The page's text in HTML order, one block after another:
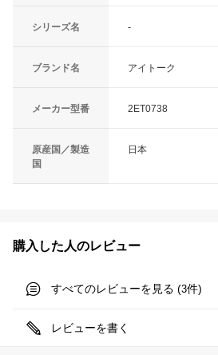
シリーズ名 -
ブランド名 アイトーク
メーカー型番 2ET0738
原産国／製造
国
日本
購入した人のレビュー
すべてのレビューを見る (3件)
レビューを書く